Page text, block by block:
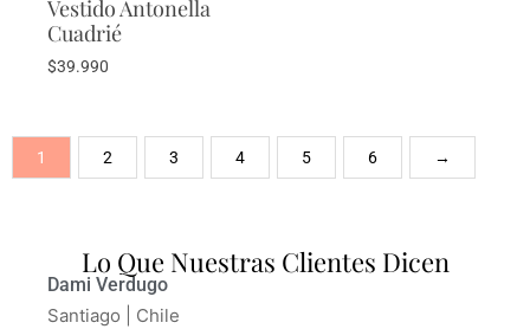
Vestido Antonella
Cuadrié
$39.990
1 2 3 4 5 6 →
Lo Que Nuestras Clientes Dicen
Marcela Sánchez
Curicó